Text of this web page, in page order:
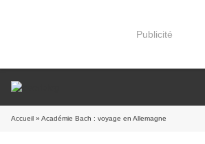
Publicité
Accueil » Académie Bach : voyage en Allemagne